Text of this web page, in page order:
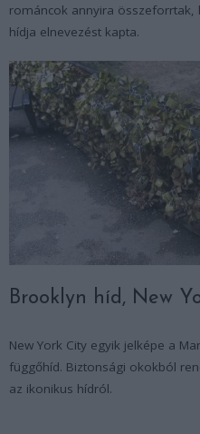
románcok annyira összeforrtak,
hídja elnevezést kapta.
Brooklyn híd, New
New York City egyik jelképe a
függőhíd. Biztonsági okokból
az ikonikus hídról.